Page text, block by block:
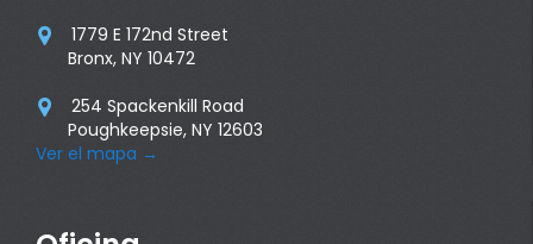

1779 E 172nd Street
Bronx, NY 10472

254 Spackenkill Road
Poughkeepsie, NY 12603
Ver el mapa →